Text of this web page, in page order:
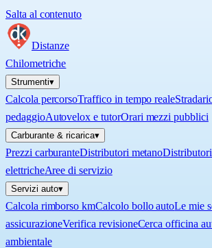
Salta al contenuto
Distanze
Chilometriche
Strumenti▾
Calcola percorsoTraffico in tempo reale
pedaggioAutovelox e tutorOrari mezzi pubblici
Carburante & ricarica▾
Prezzi carburanteDistributori metano
elettricheAree di servizio
Servizi auto▾
Calcola rimborso kmCalcolo bollo autoLe mie
assicurazioneVerifica revisioneCerca officina
ambientale